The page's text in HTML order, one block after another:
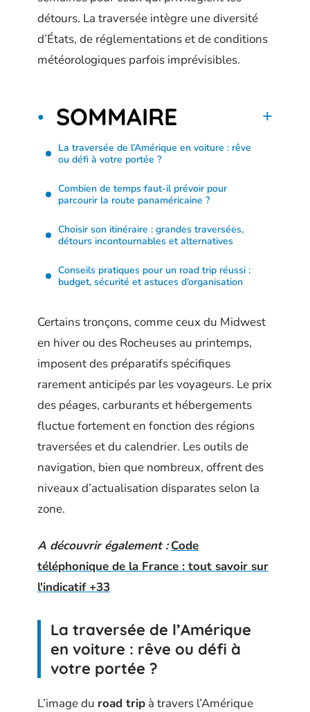
détours. La traversée intègre une diversité
d’États, de réglementations et de conditions
météorologiques parfois imprévisibles.
SOMMAIRE
La traversée de l’Amérique en voiture : rêve
ou défi à votre portée ?
Combien de temps faut-il prévoir pour
parcourir la route panaméricaine ?
Choisir son itinéraire : grandes traversées,
détours incontournables et alternatives
Conseils pratiques pour un road trip réussi :
budget, sécurité et astuces d’organisation
Certains tronçons, comme ceux du Midwest
en hiver ou des Rocheuses au printemps,
imposent des préparatifs spécifiques
rarement anticipés par les voyageurs. Le prix
des péages, carburants et hébergements
fluctue fortement en fonction des régions
traversées et du calendrier. Les outils de
navigation, bien que nombreux, offrent des
niveaux d’actualisation disparates selon la
zone.
A découvrir également : Code
téléphonique de la France : tout savoir sur
l'indicatif +33
La traversée de l’Amérique
en voiture : rêve ou défi à
votre portée ?
L’image du road trip à travers l’Amérique